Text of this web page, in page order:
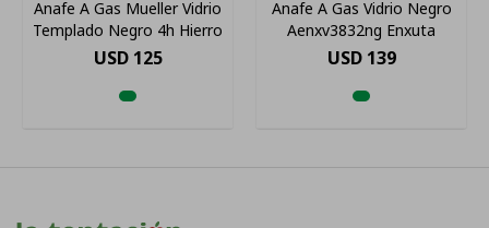
Anafe A Gas Mueller Vidrio
Templado Negro 4h Hierro
USD 125
Anafe A Gas Vidrio Negro
Aenxv3832ng Enxuta
USD 139